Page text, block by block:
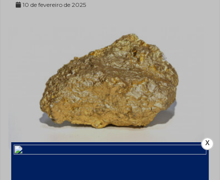
10 de fevereiro de 2025
X